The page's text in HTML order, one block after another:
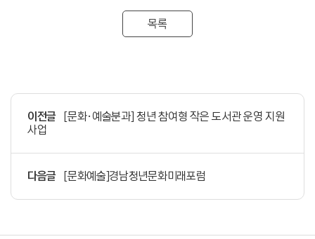
목록
이전글
[문화·예술분과] 청년 참여형 작은 도서관 운영 지원
사업
다음글 [문화예술]경남청년문화미래포럼